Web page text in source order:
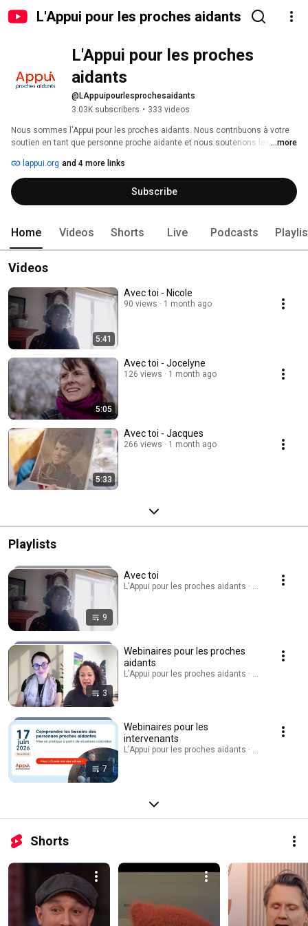
L'Appui pour les proches aidants
L'Appui pour les proches
aidants
@LAppuipourlesprochesaidants
3.03K subscribers • 333 videos
Nous sommes l'Appui pour les proches aidants. Nous contribuons à votre
soutien en tant que personne proche aidante et nous soutenons les ...more
lappui.org and 4 more links
Subscribe
Home Videos Shorts Live Podcasts
Videos
5:41
Avec toi - Nicole
90 views 1 month ago
5:05
Avec toi - Jocelyne
126 views 1 month ago
5:33
Avec toi - Jacques
266 views 1 month ago
Playlists
9
Avec toi
L'Appui pour les proches aidants · Playlist
3
Webinaires pour les proches
aidants
L'Appui pour les proches aidants · Playlist
7
Webinaires pour les
intervenants
L'Appui pour les proches aidants · Playlist
Shorts